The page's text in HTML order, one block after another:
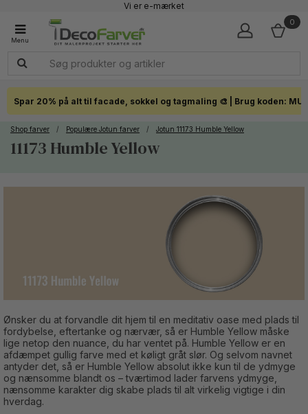
Vi er e-mærket
Faglig kundeservice 60 56 57 50
1-3 dages levering
0
Spar 20% på alt til facade, sokkel og tagmaling 🎨 | Brug koden:
Shop farver / Populære Jotun farver / Jotun 11173 Humble Yellow
11173 Humble Yellow
Ønsker du at forvandle dit hjem til en meditativ oase med plads til
fordybelse, eftertanke og nærvær, så er Humble Yellow måske
lige netop den nuance, du har ventet på. Humble Yellow er en
afdæmpet gullig farve med et køligt gråt slør. Og selvom navnet
antyder det, så er Humble Yellow absolut ikke kun til de ydmyge
og nænsomme blandt os – tværtimod lader farvens ydmyge,
nænsomme karakter dig skabe plads til alt virkelig vigtige i din
hverdag.